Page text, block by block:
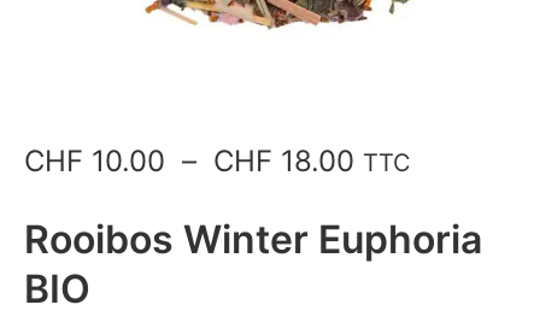
CHF 10.00 – CHF 18.00 Plage
prix :
TTC
Rooibos Winter Euphoria
BIO